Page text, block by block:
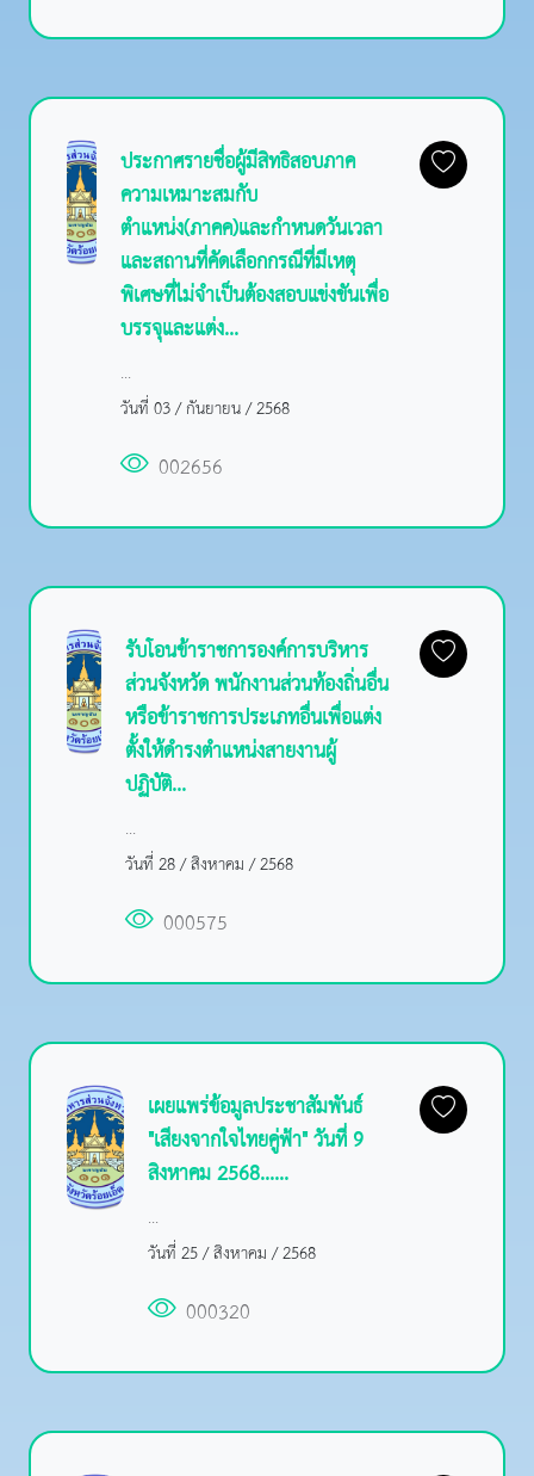
ประกาศรายชื่อผู้มีสิทธิสอบภาค
ความเหมาะสมกับ
ตำแหน่ง(ภาคค)และกำหนดวันเวลา
และสถานที่คัดเลือกกรณีที่มีเหตุ
พิเศษที่ไม่จำเป็นต้องสอบแข่งขันเพื่อ
บรรจุและแต่ง...
...
วันที่ 03 / กันยายน / 2568
002656
รับโอนข้าราชการองค์การบริหาร
ส่วนจังหวัด พนักงานส่วนท้องถิ่นอื่น
หรือข้าราชการประเภทอื่นเพื่อแต่ง
ตั้งให้ดำรงตำแหน่งสายงานผู้
ปฏิบัติ...
...
วันที่ 28 / สิงหาคม / 2568
000575
เผยแพร่ข้อมูลประชาสัมพันธ์
"เสียงจากใจไทยคู่ฟ้า" วันที่ 9
สิงหาคม 2568......
...
วันที่ 25 / สิงหาคม / 2568
000320